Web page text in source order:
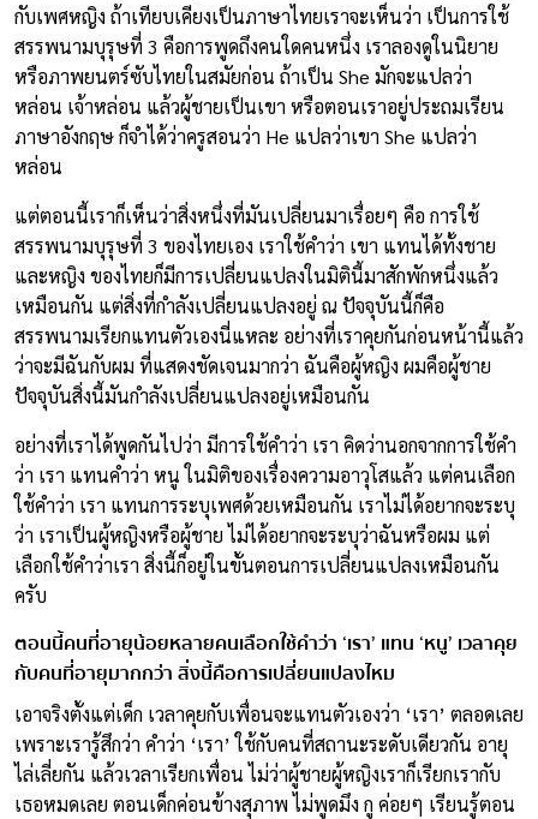
กับเพศหญิง ถ้าเทียบเคียงเป็นภาษาไทยเราจะเห็นว่า เป็นการใช้
สรรพนามบุรุษที่ 3 คือการพูดถึงคนใดคนหนึ่ง เราลองดูในนิยาย
หรือภาพยนตร์ซับไทยในสมัยก่อน ถ้าเป็น She มักจะแปลว่า
หล่อน เจ้าหล่อน แล้วผู้ชายเป็นเขา หรือตอนเราอยู่ประถมเรียน
ภาษาอังกฤษ ก็จำได้ว่าครูสอนว่า He แปลว่าเขา She แปลว่า
หล่อน
แต่ตอนนี้เราก็เห็นว่าสิ่งหนึ่งที่มันเปลี่ยนมาเรื่อยๆ คือ การใช้
สรรพนามบุรุษที่ 3 ของไทยเอง เราใช้คำว่า เขา แทนได้ทั้งชาย
และหญิง ของไทยก็มีการเปลี่ยนแปลงในมิตินี้มาสักพักหนึ่งแล้ว
เหมือนกัน แต่สิ่งที่กำลังเปลี่ยนแปลงอยู่ ณ ปัจจุบันนี้ก็คือ
สรรพนามเรียกแทนตัวเองนี่แหละ อย่างที่เราคุยกันก่อนหน้านี้แล้ว
ว่าจะมีฉันกับผม ที่แสดงชัดเจนมากว่า ฉันคือผู้หญิง ผมคือผู้ชาย
ปัจจุบันสิ่งนี้มันกำลังเปลี่ยนแปลงอยู่เหมือนกัน
อย่างที่เราได้พูดกันไปว่า มีการใช้คำว่า เรา คิดว่านอกจากการใช้คำ
ว่า เรา แทนคำว่า หนู ในมิติของเรื่องความอาวุโสแล้ว แต่คนเลือก
ใช้คำว่า เรา แทนการระบุเพศด้วยเหมือนกัน เราไม่ได้อยากจะระบุ
ว่า เราเป็นผู้หญิงหรือผู้ชาย ไม่ได้อยากจะระบุว่าฉันหรือผม แต่
เลือกใช้คำว่าเรา สิ่งนี้ก็อยู่ในขั้นตอนการเปลี่ยนแปลงเหมือนกัน
ครับ
ตอนนี้คนที่อายุน้อยหลายคนเลือกใช้คำว่า ‘เรา’ แทน ‘หนู’ เวลาคุย
กับคนที่อายุมากกว่า สิ่งนี้คือการเปลี่ยนแปลงไหม
เอาจริงตั้งแต่เด็ก เวลาคุยกับเพื่อนจะแทนตัวเองว่า ‘เรา’ ตลอดเลย
เพราะเรารู้สึกว่า คำว่า ‘เรา’ ใช้กับคนที่สถานะระดับเดียวกัน อายุ
ไล่เลี่ยกัน แล้วเวลาเรียกเพื่อน ไม่ว่าผู้ชายผู้หญิงเราก็เรียกเรากับ
เธอหมดเลย ตอนเด็กค่อนข้างสุภาพ ไม่พูดมึง กู ค่อยๆ เรียนรู้ตอน